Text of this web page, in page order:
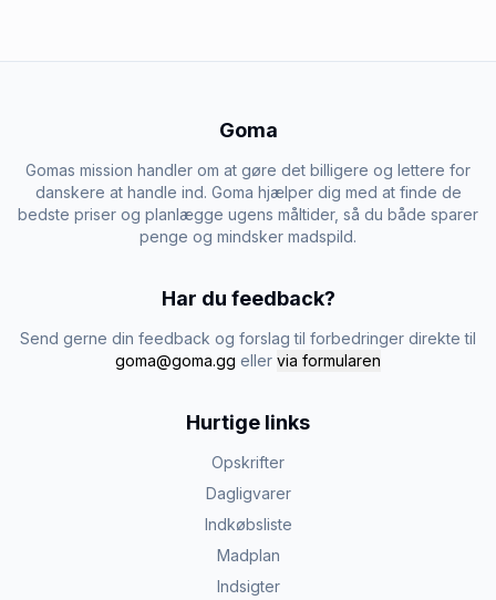
Goma
Gomas mission handler om at gøre det billigere og lettere for
danskere at handle ind. Goma hjælper dig med at finde de
bedste priser og planlægge ugens måltider, så du både sparer
penge og mindsker madspild.
Har du feedback?
Send gerne din feedback og forslag til forbedringer direkte til
goma@goma.gg eller via formularen
Hurtige links
Opskrifter
Dagligvarer
Indkøbsliste
Madplan
Indsigter